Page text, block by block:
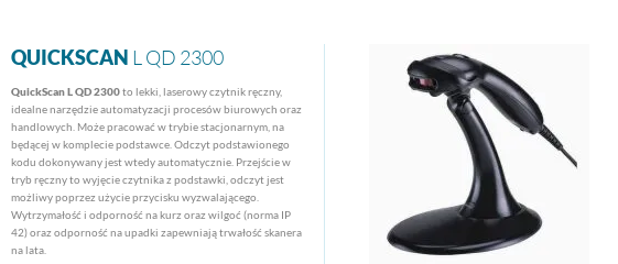
QUICKSCAN L QD 2300
QuickScan L QD 2300to lekki, laserowy czytnik ręczny,
idealne narzędzie automatyzacji procesów biurowych oraz
handlowych. Może pracować w trybie stacjonarnym, na
będącej w komplecie podstawce. Odczyt podstawionego
kodu dokonywany jest wtedy automatycznie. Przejście w
tryb ręczny to wyjęcie czytnika z podstawki, odczyt jest
możliwy poprzez użycie przycisku wyzwalającego.
Wytrzymałość i odporność na kurz oraz wilgoć (norma IP
42) oraz odporność na upadki zapewniają trwałość skanera
na lata.